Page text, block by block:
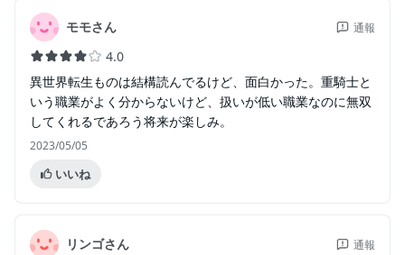
モモさん 通報
4.0
異世界転生ものは結構読んでるけど、面白かった。重騎士と
いう職業がよく分からないけど、扱いが低い職業なのに無双
してくれるであろう将来が楽しみ。
2023/05/05
いいね
リンゴさん 通報